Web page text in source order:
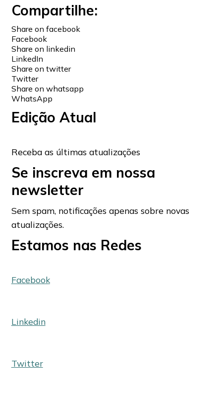
Compartilhe:
Share on facebook
Facebook
Share on linkedin
LinkedIn
Share on twitter
Twitter
Share on whatsapp
WhatsApp
Edição Atual
Receba as últimas atualizações
Se inscreva em nossa
newsletter
Sem spam, notificações apenas sobre novas
atualizações.
Estamos nas Redes
Facebook
Linkedin
Twitter